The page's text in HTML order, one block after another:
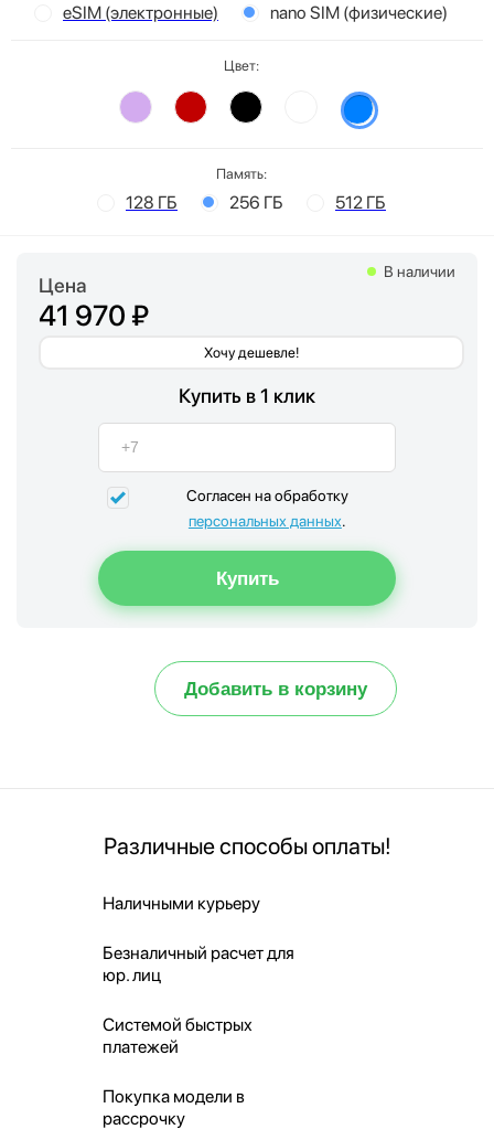
eSIM (электронные) nano SIM (физические)
Цвет:
Память:
128 ГБ 256 ГБ 512 ГБ
Цена
41 970 ₽
Хочу дешевле!
В наличии
Купить в 1 клик
Согласен на обработку
персональных данных.
Добавить в корзину
Различные способы оплаты!
Наличными курьеру
Безналичный расчет для
юр. лиц
Системой быстрых
платежей
Покупка модели в
рассрочку